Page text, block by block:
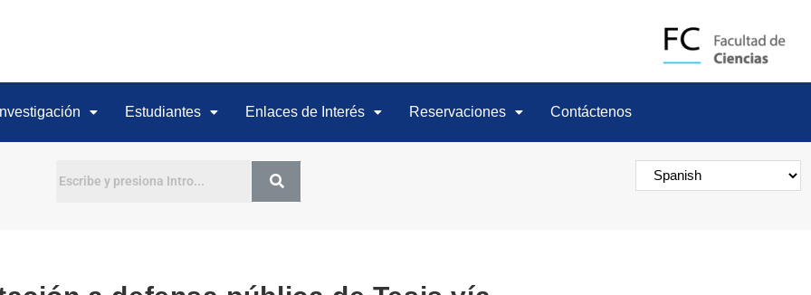
Investigación Estudiantes Enlaces de Interés Reservaciones Contáctenos